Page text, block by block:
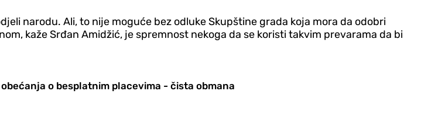
narodu. Ali, to nije moguće bez odluke Skupštine grada koja mora da odobri
kaže Srđan Amidžić, je spremnost nekoga da se koristi takvim prevarama da bi
o besplatnim placevima - čista obmana